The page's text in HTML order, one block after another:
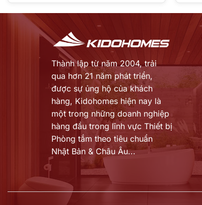
Thành lập từ năm 2004, trải
qua hơn 21 năm phát triển,
được sự ủng hộ của khách
hàng, Kidohomes hiện nay là
một trong những doanh nghiệp
hàng đầu trong lĩnh vực Thiết bị
Phòng tắm theo tiêu chuẩn
Nhật Bản & Châu Âu...